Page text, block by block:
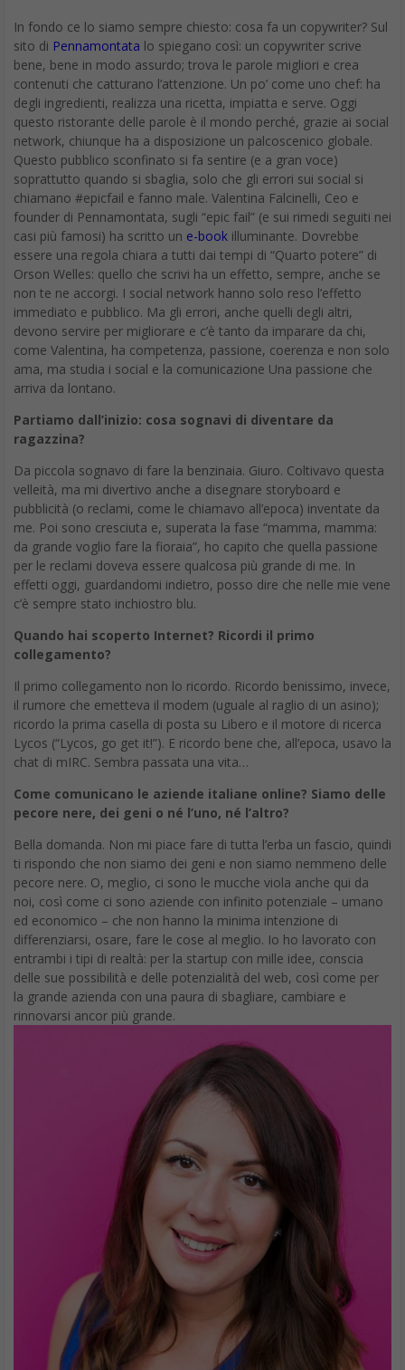
In fondo ce lo siamo sempre chiesto: cosa fa un copywriter? Sul
sito di Pennamontata lo spiegano così: un copywriter scrive
bene, bene in modo assurdo; trova le parole migliori e crea
contenuti che catturano l’attenzione. Un po’ come uno chef: ha
degli ingredienti, realizza una ricetta, impiatta e serve. Oggi
questo ristorante delle parole è il mondo perché, grazie ai social
network, chiunque ha a disposizione un palcoscenico globale.
Questo pubblico sconfinato si fa sentire (e a gran voce)
soprattutto quando si sbaglia, solo che gli errori sui social si
chiamano #epicfail e fanno male. Valentina Falcinelli, Ceo e
founder di Pennamontata, sugli “epic fail” (e sui rimedi seguiti nei
casi più famosi) ha scritto un e-book illuminante. Dovrebbe
essere una regola chiara a tutti dai tempi di “Quarto potere” di
Orson Welles: quello che scrivi ha un effetto, sempre, anche se
non te ne accorgi. I social network hanno solo reso l’effetto
immediato e pubblico. Ma gli errori, anche quelli degli altri,
devono servire per migliorare e c’è tanto da imparare da chi,
come Valentina, ha competenza, passione, coerenza e non solo
ama, ma studia i social e la comunicazione Una passione che
arriva da lontano.
Partiamo dall’inizio: cosa sognavi di diventare da
ragazzina?
Da piccola sognavo di fare la benzinaia. Giuro. Coltivavo questa
velleità, ma mi divertivo anche a disegnare storyboard e
pubblicità (o reclami, come le chiamavo all’epoca) inventate da
me. Poi sono cresciuta e, superata la fase “mamma, mamma:
da grande voglio fare la fioraia”, ho capito che quella passione
per le reclami doveva essere qualcosa più grande di me. In
effetti oggi, guardandomi indietro, posso dire che nelle mie vene
c’è sempre stato inchiostro blu.
Quando hai scoperto Internet? Ricordi il primo
collegamento?
Il primo collegamento non lo ricordo. Ricordo benissimo, invece,
il rumore che emetteva il modem (uguale al raglio di un asino);
ricordo la prima casella di posta su Libero e il motore di ricerca
Lycos (“Lycos, go get it!”). E ricordo bene che, all’epoca, usavo la
chat di mIRC. Sembra passata una vita…
Come comunicano le aziende italiane online? Siamo delle
pecore nere, dei geni o né l’uno, né l’altro?
Bella domanda. Non mi piace fare di tutta l’erba un fascio, quindi
ti rispondo che non siamo dei geni e non siamo nemmeno delle
pecore nere. O, meglio, ci sono le mucche viola anche qui da
noi, così come ci sono aziende con infinito potenziale – umano
ed economico – che non hanno la minima intenzione di
differenziarsi, osare, fare le cose al meglio. Io ho lavorato con
entrambi i tipi di realtà: per la startup con mille idee, conscia
delle sue possibilità e delle potenzialità del web, così come per
la grande azienda con una paura di sbagliare, cambiare e
rinnovarsi ancor più grande.